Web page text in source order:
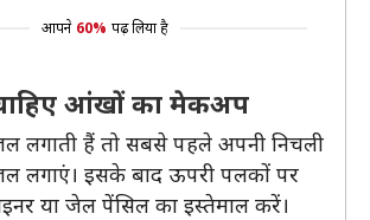
आपने 60% पढ़ लिया है
आंखों का मेकअप
लगाती हैं तो सबसे पहले अपनी निचली
लगाएं। इसके बाद ऊपरी पलकों पर
या जेल पेंसिल का इस्तेमाल करें।